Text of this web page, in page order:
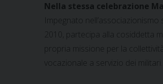
Nella stessa celebrazione
Impegnato
2010, partecipa alla cosiddetta
propria missione per la
vocazionale a servizio dei